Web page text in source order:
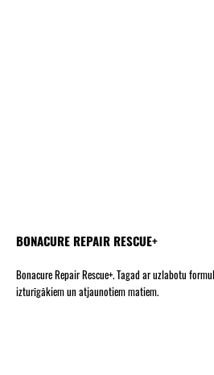
BONACURE REPAIR RESCUE+
Bonacure Repair Rescue+. Tagad ar uzlabotu
izturīgākiem un atjaunotiem matiem.